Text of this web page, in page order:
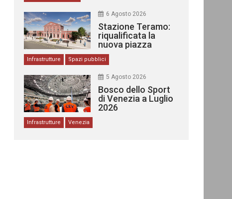
6 Agosto 2026
Stazione Teramo:
riqualificata la
nuova piazza
urbana
Infrastrutture Spazi pubblici
5 Agosto 2026
Bosco dello Sport
di Venezia a Luglio
2026
Infrastrutture Venezia